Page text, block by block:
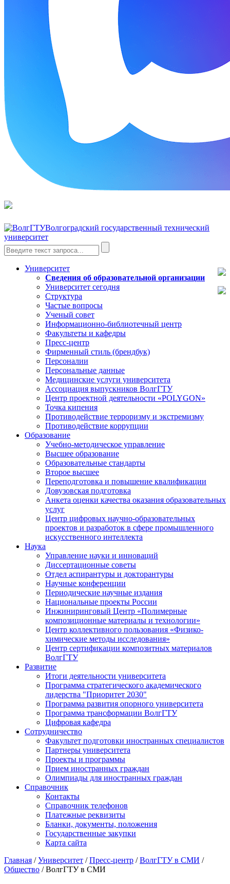
Волгоградский государственный технический
университет
Университет
Сведения об образовательной организации
Университет сегодня
Структура
Частые вопросы
Ученый совет
Информационно-библиотечный центр
Факультеты и кафедры
Пресс-центр
Фирменный стиль (брендбук)
Персоналии
Персональные данные
Медицинские услуги университета
Ассоциация выпускников ВолгГТУ
Центр проектной деятельности «POLYGON»
Точка кипения
Противодействие терроризму и экстремизму
Противодействие коррупции
Образование
Учебно-методическое управление
Высшее образование
Образовательные стандарты
Второе высшее
Переподготовка и повышение квалификации
Довузовская подготовка
Анкета оценки качества оказания образовательных
услуг
Центр цифровых научно-образовательных
проектов и разработок в сфере промышленного
искусственного интеллекта
Наука
Управление науки и инноваций
Диссертационные советы
Отдел аспирантуры и докторантуры
Научные конференции
Периодические научные издания
Национальные проекты России
Инжиниринговый Центр «Полимерные
композиционные материалы и технологии»
Центр коллективного пользования «Физико-
химические методы исследования»
Центр сертификации композитных материалов
ВолгГТУ
Развитие
Итоги деятельности университета
Программа стратегического академического
лидерства "Приоритет 2030"
Программа развития опорного университета
Программа трансформации ВолгГТУ
Цифровая кафедра
Сотрудничество
Факультет подготовки иностранных специалистов
Партнеры университета
Проекты и программы
Прием иностранных граждан
Олимпиады для иностранных граждан
Справочник
Контакты
Справочник телефонов
Платежные реквизиты
Бланки, документы, положения
Государственные закупки
Карта сайта
Главная /Университет /Пресс-центр /ВолгГТУ в СМИ /
Общество / ВолгГТУ в СМИ